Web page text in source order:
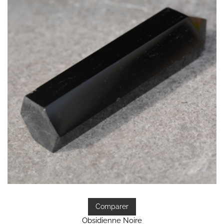
Comparer
Obsidienne Noire